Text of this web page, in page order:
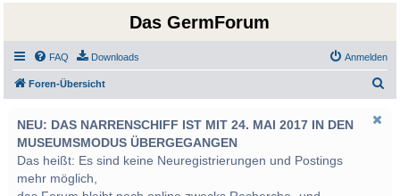
Das GermForum
FAQ Downloads Anmelden
Foren-Übersicht
NEU: DAS NARRENSCHIFF IST MIT 24. MAI 2017 IN DEN
MUSEUMSMODUS ÜBERGEGANGEN
Das heißt: Es sind keine Neuregistrierungen und Postings
mehr möglich,